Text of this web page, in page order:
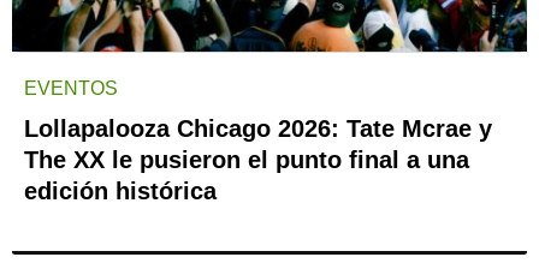
EVENTOS
Lollapalooza Chicago 2026: Tate Mcrae y
The XX le pusieron el punto final a una
edición histórica